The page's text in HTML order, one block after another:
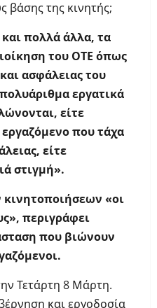
βάσης της κινητής;
πολλά άλλα, τα
του ΟΤΕ όπως
ασφάλειας του
εργατικά
είτε
που τάχα
είτε
στιγμή».
«οι
περιγράφει
που βιώνουν
Τετάρτη 8 Μάρτη.
και εργοδοσία